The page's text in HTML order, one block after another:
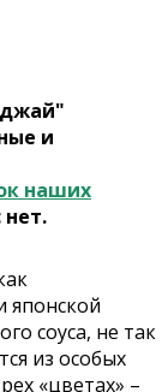
и
наших
нет.
японской
соуса, не так
из особых
«цветах» –